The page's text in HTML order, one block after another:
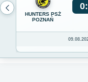
HUNTERS PSŻ
POZNAŃ
0: